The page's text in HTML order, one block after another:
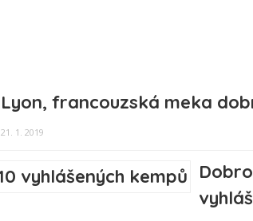
Lyon, francouzská meka
21. 1. 2019